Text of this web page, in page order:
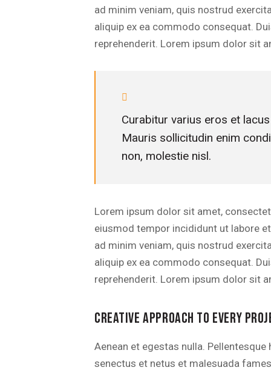
ad minim veniam, quis nostrud
aliquip ex ea commodo consequat.
reprehenderit. Lorem ipsum dolor sit
Curabitur varius eros et
Mauris sollicitudin enim
non, molestie nisl.
Lorem ipsum dolor sit amet,
eiusmod tempor incididunt ut labore
ad minim veniam, quis nostrud
aliquip ex ea commodo consequat.
reprehenderit. Lorem ipsum dolor sit
CREATIVE APPROACH TO EVERY
Aenean et egestas nulla.
senectus et netus et malesuada